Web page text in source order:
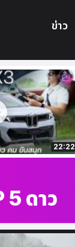
ข่าว
22:22
5 ดาว